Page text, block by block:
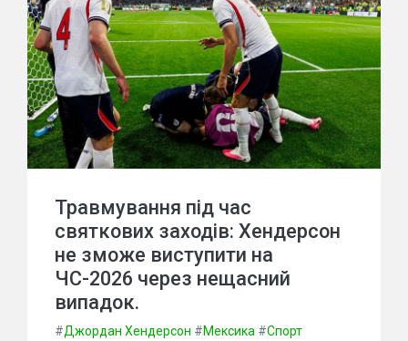
Травмування під час
святкових заходів: Хендерсон
не зможе виступити на
ЧС-2026 через нещасний
випадок.
#Джордан Хендерсон #Мексика #Спорт